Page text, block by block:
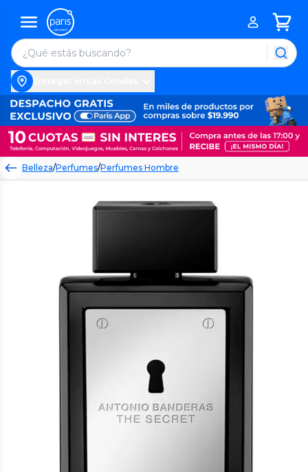
Belleza/Perfumes/Perfumes Hombre